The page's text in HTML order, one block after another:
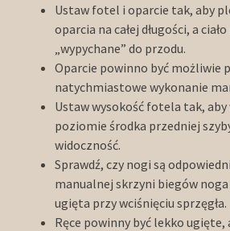
Ustaw fotel i oparcie tak, aby
oparcia na całej długości, a ciało
„wypychane” do przodu.
Oparcie powinno być możliwie
natychmiastowe wykonanie
Ustaw wysokość fotela tak, aby
poziomie środka przedniej
widoczność.
Sprawdź, czy nogi są
manualnej skrzyni biegów
ugięta przy wciśnięciu sprzęgła.
Ręce powinny być lekko ugięte,